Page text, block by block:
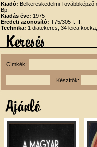
Kiadó: Belkereskedelmi Továbbképző
Bp.
Kiadás éve: 1975
Eredeti azonosító: T75/305 I.-II.
Technika: 1 diatekercs, 34 leica
Címkék:
Készítők: